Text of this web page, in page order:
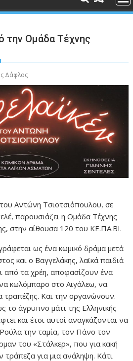
την Ομάδα Τέχνης
Δάφλος
Αντώνη Τσιοτσιόπουλου, σε
παρουσιάζει η Ομάδα Τέχνης
στην αίθουσα 120 του ΚΕ.ΠΑ.ΒΙ.
ως ένα κωμικό δράμα μετά
και ο Βαγγελάκης, λαϊκά παιδιά
από τα χρέη, αποφασίζουν ένα
κωλόμπαρο στο Αιγάλεω, να
τραπέζης. Και την οργανώνουν.
το άγρυπνο μάτι της Ελληνικής
και έτσι αυτοί αναγκάζονται να
την ταμία, τον Πάνο τον
του «Στάλκερ», που για κακή
τράπεζα για μια ανάληψη. Κάτι